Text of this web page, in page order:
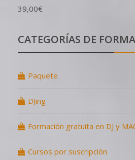
39,00€
CATEGORÍAS DE
Paquete
DJing
Formación gratuita en DJ y
Cursos por suscripción